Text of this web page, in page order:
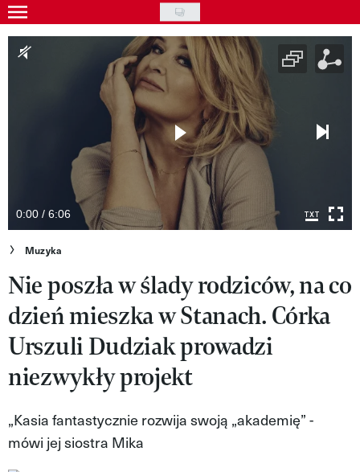
Skip
to
main
Gwiazdy
Kultura
Wideo
Nasze akcje
VIVA!ART
VIVA!MODA
VIVA!LIFESTYLE
VIVA!MAN
VIVA!PEOPLE POWER
0:00 / 6:06
Muzyka
Nie poszła w ślady rodziców, na co
dzień mieszka w Stanach. Córka
Urszuli Dudziak prowadzi
niezwykły projekt
„Kasia fantastycznie rozwija swoją „akademię” -
mówi jej siostra Mika